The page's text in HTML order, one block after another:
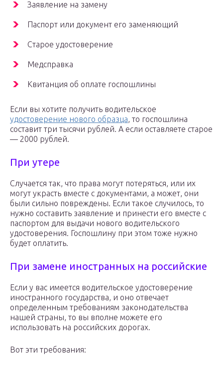
Заявление на замену
Паспорт или документ его заменяющий
Старое удостоверение
Медсправка
Квитанция об оплате госпошлины
Если вы хотите получить водительское
удостоверение нового образца, то госпошлина
составит три тысячи рублей. А если оставляете старое
— 2000 рублей.
При утере
Случается так, что права могут потеряться, или их
могут украсть вместе с документами, а может, они
были сильно повреждены. Если такое случилось, то
нужно составить заявление и принести его вместе с
паспортом для выдачи нового водительского
удостоверения. Госпошлину при этом тоже нужно
будет оплатить.
При замене иностранных на российские
Если у вас имеется водительское удостоверение
иностранного государства, и оно отвечает
определенным требованиям законодательства
нашей страны, то вы вполне можете его
использовать на российских дорогах.
Вот эти требования: